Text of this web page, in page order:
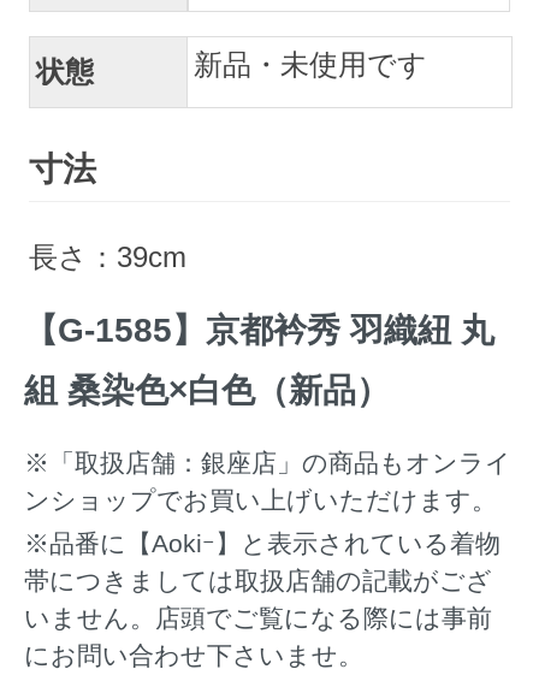
状態 新品・未使用です
寸法
長さ：39cm
【G-1585】京都衿秀 羽織紐 丸
組 桑染色×白色（新品）
※「取扱店舗：銀座店」の商品もオンライ
ンショップでお買い上げいただけます。
※品番に【Aokiｰ】と表示されている着物
帯につきましては取扱店舗の記載がござ
いません。店頭でご覧になる際には事前
にお問い合わせ下さいませ。